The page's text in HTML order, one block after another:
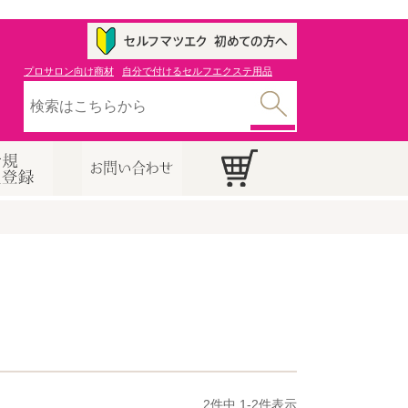
プロサロン向け商材 自分で付けるセルフエクステ用品
2件中 1-2件表示